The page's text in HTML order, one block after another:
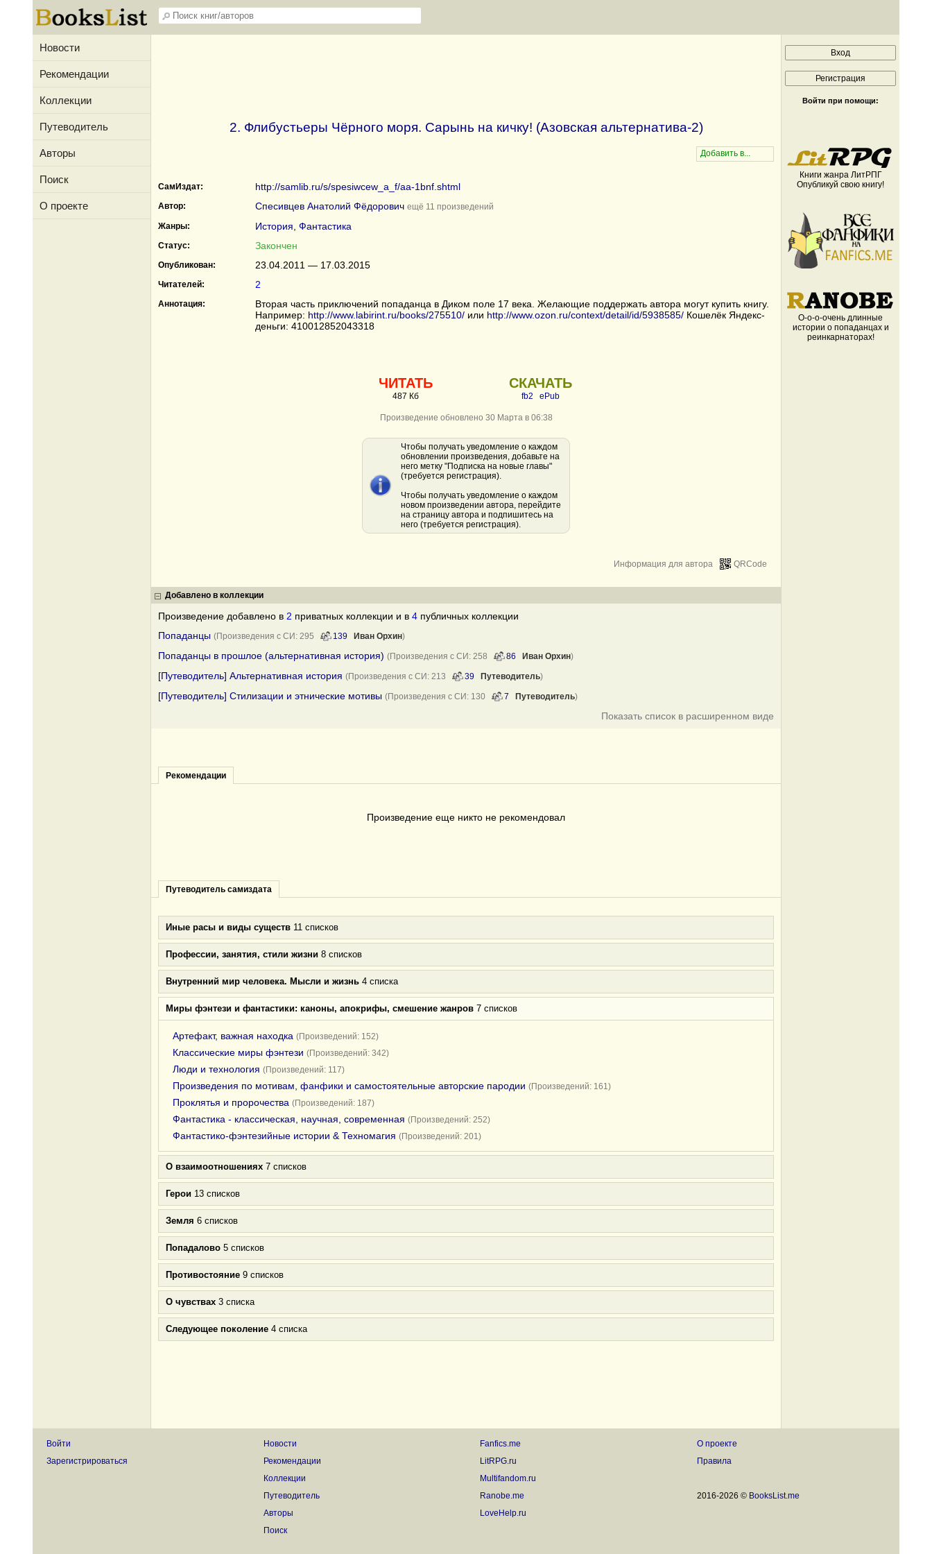
Новости
Рекомендации
Коллекции
Путеводитель
Авторы
Поиск
О проекте
2. Флибустьеры Чёрного моря. Сарынь на кичку! (Азовская альтернатива-2)
СамИздат: http://samlib.ru/s/spesiwcew_a_f/aa-1bnf.shtml
Автор: Спесивцев Анатолий Фёдорович ещё 11 произведений
Жанры:
История Фантастика
Статус: Закончен
Опубликован: 23.04.2011 — 17.03.2015
Читателей: 2
Аннотация:
Вторая часть приключений попаданца в Диком поле 17 века. Желающие поддержать автора могут купить книгу.
Например: http://www.labirint.ru/books/275510/ или http://www.ozon.ru/context/detail/id/5938585/ Кошелёк Яндекс-
деньги: 410012852043318
ЧИТАТЬ
487 Кб
СКАЧАТЬ
fb2 ePub
Произведение обновлено 30 Марта в 06:38
Чтобы получать уведомление о каждом
обновлении произведения, добавьте на
него метку "Подписка на новые главы"
(требуется регистрация).
Чтобы получать уведомление о каждом
новом произведении автора, перейдите
на страницу автора и подпишитесь на
него (требуется регистрация).
QRCode
Информация для автора
Добавлено в коллекции
Произведение добавлено в 2 приватных коллекции и в 4 публичных коллекции
Попаданцы (Произведения с СИ: 295 139 Иван Орхин)
Попаданцы в прошлое (альтернативная история) (Произведения с СИ: 258 86 Иван Орхин)
[Путеводитель] Альтернативная история (Произведения с СИ: 213 39 Путеводитель)
[Путеводитель] Стилизации и этнические мотивы (Произведения с СИ: 130 7 Путеводитель)
Показать список в расширенном виде
Рекомендации
Произведение еще никто не рекомендовал
Путеводитель самиздата
Иные расы и виды существ 11 списков
Профессии, занятия, стили жизни 8 списков
Внутренний мир человека. Мысли и жизнь 4 списка
Миры фэнтези и фантастики: каноны, апокрифы, смешение жанров 7 списков
Артефакт, важная находка (Произведений: 152)
Классические миры фэнтези (Произведений: 342)
Люди и технология (Произведений: 117)
Произведения по мотивам, фанфики и самостоятельные авторские пародии (Произведений: 161)
Проклятья и пророчества (Произведений: 187)
Фантастика - классическая, научная, современная (Произведений: 252)
Фантастико-фэнтезийные истории & Техномагия (Произведений: 201)
О взаимоотношениях 7 списков
Герои 13 списков
Земля 6 списков
Попадалово 5 списков
Противостояние 9 списков
О чувствах 3 списка
Следующее поколение 4 списка
Войти при помощи:
Книги жанра ЛитРПГ
Опубликуй свою книгу!
О-о-о-очень длинные
истории о попаданцах и
реинкарнаторах!
Войти
Зарегистрироваться
Новости
Рекомендации
Коллекции
Путеводитель
Авторы
Поиск
Fanfics.me
LitRPG.ru
Multifandom.ru
Ranobe.me
LoveHelp.ru
О проекте
Правила
2016-2026 © BooksList.me